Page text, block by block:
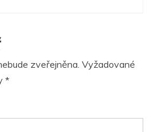
zveřejněna. Vyžadované
*